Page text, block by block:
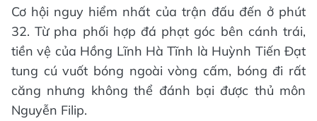
Cơ hội nguy hiểm nhất của trận đấu đến ở phút
32. Từ pha phối hợp đá phạt góc bên cánh trái,
tiền vệ của Hồng Lĩnh Hà Tĩnh là Huỳnh Tiến Đạt
tung cú vuốt bóng ngoài vòng cấm, bóng đi rất
căng nhưng không thể đánh bại được thủ môn
Nguyễn Filip.